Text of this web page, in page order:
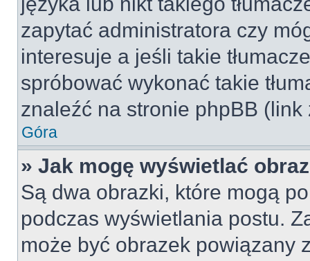
zapytać administratora czy
interesuje a jeśli takie
spróbować wykonać takie
znaleźć na stronie phpBB
Góra
» Jak mogę wyświetlać
Są dwa obrazki, które mogą
podczas wyświetlania postu.
może być obrazek powiązany